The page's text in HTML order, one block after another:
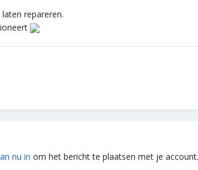
repareren.
nu in om het bericht te plaatsen met je account.